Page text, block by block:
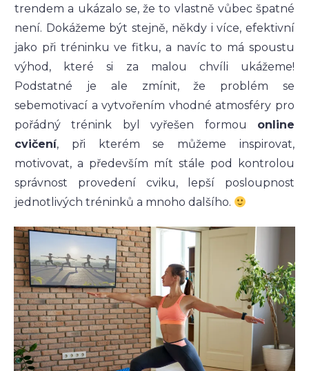
trendem a ukázalo se, že to vlastně vůbec špatné
není. Dokážeme být stejně, někdy i více, efektivní
jako při tréninku ve fitku, a navíc to má spoustu
výhod, které si za malou chvíli ukážeme!
Podstatné je ale zmínit, že problém se
sebemotivací a vytvořením vhodné atmosféry pro
pořádný trénink byl vyřešen formou online
cvičení, při kterém se můžeme inspirovat,
motivovat, a především mít stále pod kontrolou
správnost provedení cviku, lepší posloupnost
jednotlivých tréninků a mnoho dalšího.